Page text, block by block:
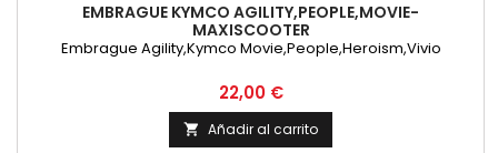
EMBRAGUE KYMCO AGILITY,PEOPLE,MOVIE-
MAXISCOOTER
Embrague Agility,Kymco Movie,People,Heroism,Vivio
Precio
22,00 €
 Añadir al carrito